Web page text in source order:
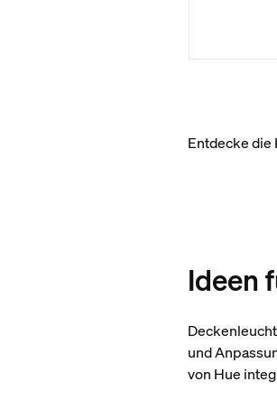
Entdecke die
Ideen
und
von Hue